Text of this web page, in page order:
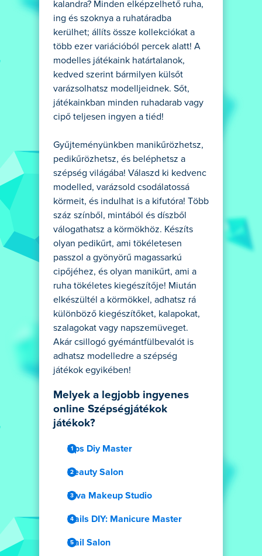
kalandra? Minden elképzelhető ruha,
ing és szoknya a ruhatáradba
kerülhet; állíts össze kollekciókat a
több ezer variációból percek alatt! A
modelles játékaink határtalanok,
kedved szerint bármilyen külsőt
varázsolhatsz modelljeidnek. Sőt,
játékainkban minden ruhadarab vagy
cipő teljesen ingyen a tiéd!
Gyűjteményünkben manikűrözhetsz,
pedikűrözhetsz, és beléphetsz a
szépség világába! Válaszd ki kedvenc
modelled, varázsold csodálatossá
körmeit, és indulhat is a kifutóra! Több
száz színből, mintából és díszből
válogathatsz a körmökhöz. Készíts
olyan pedikűrt, ami tökéletesen
passzol a gyönyörű magassarkú
cipőjéhez, és olyan manikűrt, ami a
ruha tökéletes kiegészítője! Miután
elkészültél a körmökkel, adhatsz rá
különböző kiegészítőket, kalapokat,
szalagokat vagy napszemüveget.
Akár csillogó gyémántfülbevalót is
adhatsz modelledre a szépség
játékok egyikében!
Melyek a legjobb ingyenes
online Szépségjátékok
játékok?
Lips Diy Master
Beauty Salon
Diva Makeup Studio
Nails DIY: Manicure Master
Nail Salon